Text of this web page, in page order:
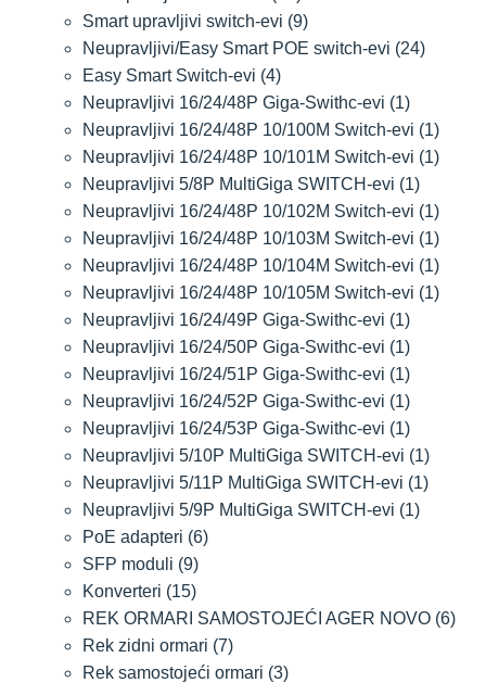
Smart upravljivi switch-evi (9)
Neupravljivi/Easy Smart POE switch-evi (24)
Easy Smart Switch-evi (4)
Neupravljivi 16/24/48P Giga-Swithc-evi (1)
Neupravljivi 16/24/48P 10/100M Switch-evi (1)
Neupravljivi 16/24/48P 10/101M Switch-evi (1)
Neupravljivi 5/8P MultiGiga SWITCH-evi (1)
Neupravljivi 16/24/48P 10/102M Switch-evi (1)
Neupravljivi 16/24/48P 10/103M Switch-evi (1)
Neupravljivi 16/24/48P 10/104M Switch-evi (1)
Neupravljivi 16/24/48P 10/105M Switch-evi (1)
Neupravljivi 16/24/49P Giga-Swithc-evi (1)
Neupravljivi 16/24/50P Giga-Swithc-evi (1)
Neupravljivi 16/24/51P Giga-Swithc-evi (1)
Neupravljivi 16/24/52P Giga-Swithc-evi (1)
Neupravljivi 16/24/53P Giga-Swithc-evi (1)
Neupravljivi 5/10P MultiGiga SWITCH-evi (1)
Neupravljivi 5/11P MultiGiga SWITCH-evi (1)
Neupravljivi 5/9P MultiGiga SWITCH-evi (1)
PoE adapteri (6)
SFP moduli (9)
Konverteri (15)
REK ORMARI SAMOSTOJEĆI AGER NOVO (6)
Rek zidni ormari (7)
Rek samostojeći ormari (3)